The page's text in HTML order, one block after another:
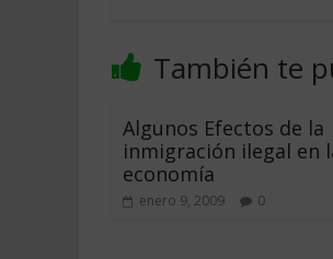
También te
Algunos Efectos de la
inmigración ilegal en
economía
enero 9, 2009 0